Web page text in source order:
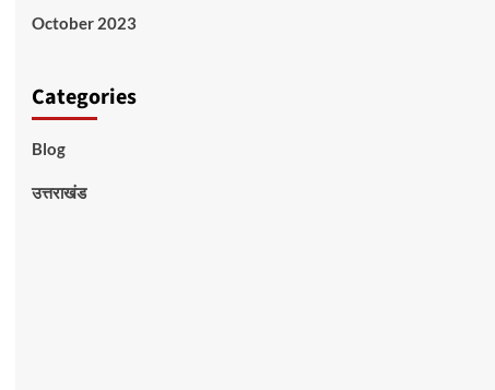
October 2023
Categories
Blog
उत्तराखंड